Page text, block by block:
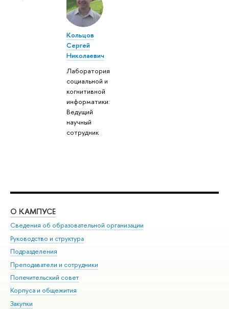
Кольцов
Сергей
Николаевич
Лаборатория
социальной и
когнитивной
информатики:
Ведущий
научный
сотрудник
О КАМПУСЕ
Сведения об образовательной организации
Руководство и структура
Подразделения
Преподаватели и сотрудники
Попечительский совет
Корпуса и общежития
Закупки